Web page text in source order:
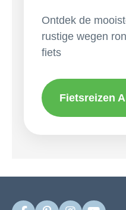
Ontdek de
rustige wegen
fiets
Fietsreizen